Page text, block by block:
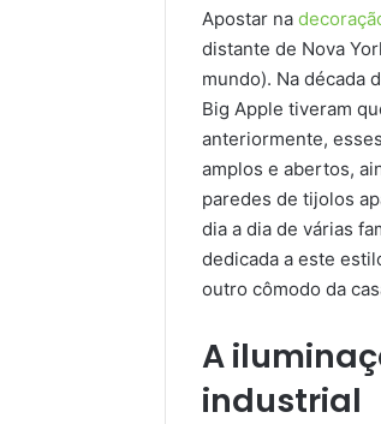
Apostar na
distante de Nova
mundo). Na década
Big Apple tiveram
anteriormente,
amplos e abertos,
paredes de tijolos
dia a dia de várias
dedicada a este
outro cômodo da
A
industrial